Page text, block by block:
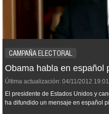
CAMPAÑA ELECTORAL
Obama habla en español
Última actualización: 04/11/2012 19:01
El presidente de Estados Unidos y
ha difundido un mensaje en español